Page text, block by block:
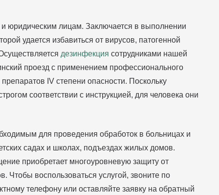
юридическим лицам. Заключается в выполнении
удается избавиться от вирусов, патогенной
дезинфекция сотрудниками нашей
проезд с применением профессионального
IV степени опасности. Поскольку
соответствии с инструкцией, для человека они
для проведения обработок в больницах и
садах и школах, подъездах жилых домов.
приобретает многоуровневую защиту от
Чтобы воспользоваться услугой, звоните по
телефону или оставляйте заявку на обратный